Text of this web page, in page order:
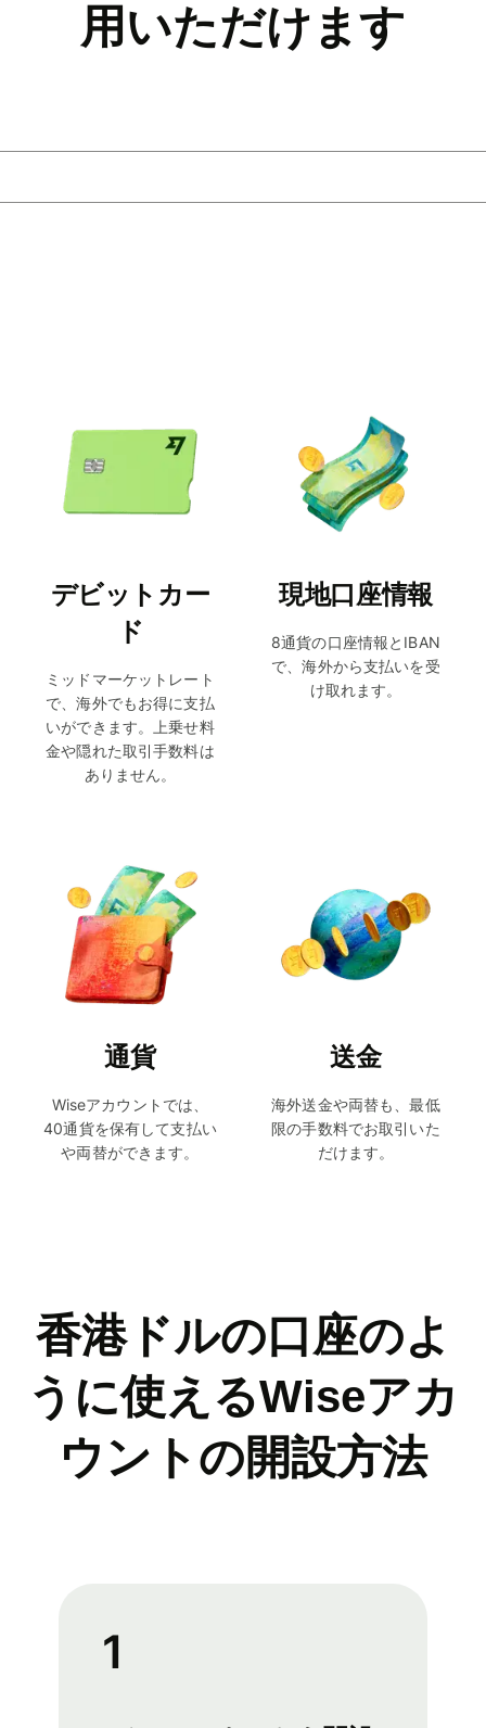
用いただけます
デビットカー
ド
ミッドマーケットレート
で、海外でもお得に支払
いができます。上乗せ料
金や隠れた取引手数料は
ありません。
現地口座情報
8通貨の口座情報とIBAN
で、海外から支払いを受
け取れます。
通貨
Wiseアカウントでは、
40通貨を保有して支払い
や両替ができます。
送金
海外送金や両替も、最低
限の手数料でお取引いた
だけます。
香港ドルの口座のよ
うに使えるWiseアカ
ウントの開設方法
1